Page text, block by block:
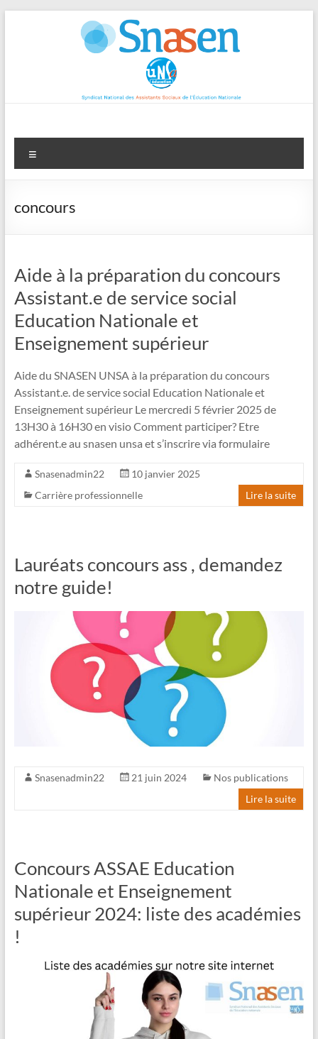
concours
Aide à la préparation du concours
Assistant.e de service social
Education Nationale et
Enseignement supérieur
Aide du SNASEN UNSA à la préparation du concours
Assistant.e. de service social Education Nationale et
Enseignement supérieur Le mercredi 5 février 2025 de
13H30 à 16H30 en visio Comment participer? Etre
adhérent.e au snasen unsa et s’inscrire via formulaire
Snasenadmin22
10 janvier 2025
Carrière professionnelle
Lire la suite
Lauréats concours ass , demandez
notre guide!
Snasenadmin22 21 juin 2024
Nos publications
Lire la suite
Concours ASSAE Education
Nationale et Enseignement
supérieur 2024: liste des académies
!